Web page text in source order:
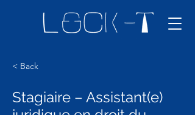
< Back
Stagiaire – Assistant(e)